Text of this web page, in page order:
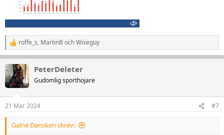
R
e
a
t
i
e
r
roffe_s, MartinB ochWiseguy
PeterDeleter
Gudomlig sporthojare
21 Mar 2024 #7
Galne Dansken skrev: